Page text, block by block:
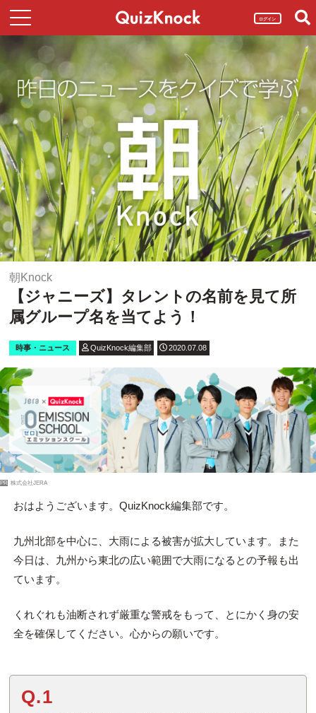
ログイン
朝Knock
【ジャニーズ】タレントの名前を見て所
属グループ名を当てよう！
時事・ニュース QuizKnock編集部 2020.07.08
PR 株式会社JERA
おはようございます。QuizKnock編集部です。
九州北部を中心に、大雨による被害が拡大しています。また
今日は、九州から東北の広い範囲で大雨になるとの予報も出
ています。
くれぐれも油断されず厳重な警戒をもって、とにかく身の安
全を確保してください。心からの願いです。
Q.1